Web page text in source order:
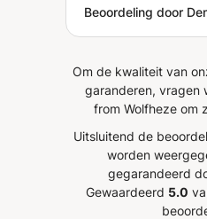
vleugel waren erg
We gaan door
Beoordeling door
Om de kwaliteit van
garanderen, vragen
from Wolfheze om
Uitsluitend de
worden
gegarandeerd
Gewaardeerd 5.0